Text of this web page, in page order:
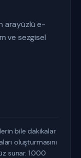
arayüzlü e-
ve sezgisel
bile dakikalar
oluşturmasını
sunar. 1.000